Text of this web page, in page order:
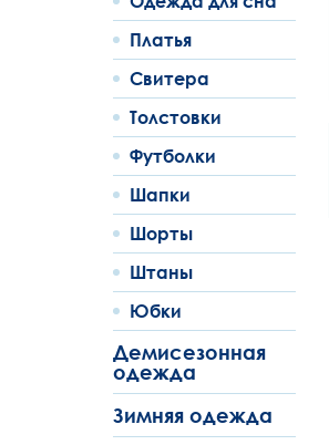
Платья
Свитера
Толстовки
Футболки
Шапки
Шорты
Штаны
Юбки
Демисезонная
одежда
Зимняя одежда